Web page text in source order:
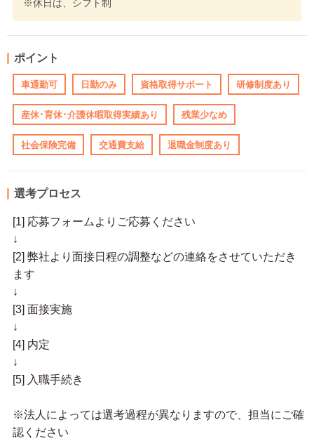
※休日は、シフト制
ポイント
車通勤可 日勤のみ 資格取得サポート 研修制度あり
産休･育休･介護休暇取得実績あり 残業少なめ
社会保険完備 交通費支給 退職金制度あり
選考プロセス
[1] 応募フォームよりご応募ください
↓
[2] 弊社より面接日程の調整などの連絡をさせていただき
ます
↓
[3] 面接実施
↓
[4] 内定
↓
[5] 入職手続き
※法人によっては選考過程が異なりますので、担当にご確
認ください